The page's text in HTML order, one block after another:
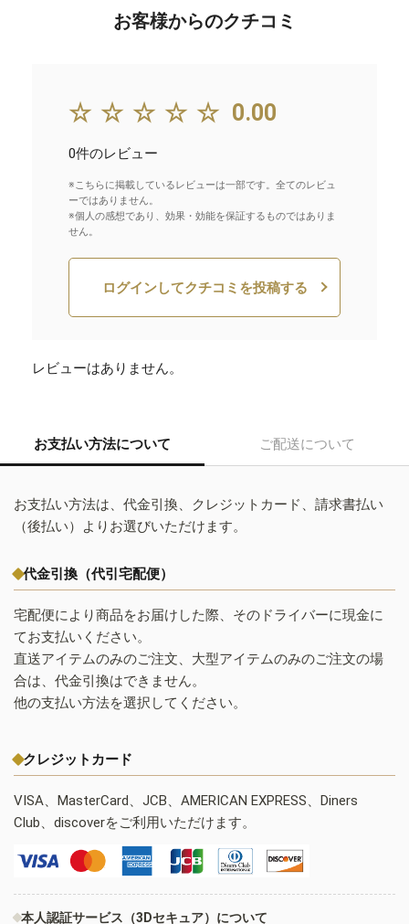
お客様からのクチコミ
☆☆☆☆☆ 0.00
0件のレビュー
※こちらに掲載しているレビューは一部です。全てのレビュ
ーではありません。
※個人の感想であり、効果・効能を保証するものではありま
せん。
ログインしてクチコミを投稿する
レビューはありません。
お支払い方法について ご配送について
お支払い方法は、代金引換、クレジットカード、請求書払い
（後払い）よりお選びいただけます。
代金引換（代引宅配便）
宅配便により商品をお届けした際、そのドライバーに現金に
てお支払いください。
直送アイテムのみのご注文、大型アイテムのみのご注文の場
合は、代金引換はできません。
他の支払い方法を選択してください。
クレジットカード
VISA、MasterCard、JCB、AMERICAN EXPRESS、Diners
Club、discoverをご利用いただけます。
本人認証サービス（3Dセキュア）について